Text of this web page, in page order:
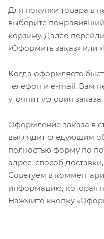
Для покупки товара в
выберите
корзину. Далее
«Оформить заказ» или
Когда оформляете
телефон и e-mail. Вам
уточнит условия заказа.
Оформление заказа в
выглядит следующим
полностью форму по
адрес, способ
Советуем в
информацию, которая
Нажмите кнопку